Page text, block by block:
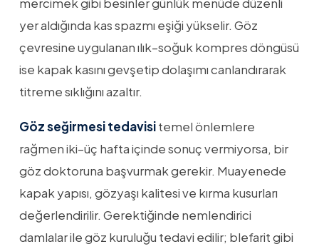
yer aldığında kas spazmı eşiği yükselir. Göz
çevresine uygulanan ılık–soğuk kompres döngüsü
ise kapak kasını gevşetip dolaşımı canlandırarak
titreme sıklığını azaltır.
Göz seğirmesi tedavisitemel önlemlere
rağmen iki–üç hafta içinde sonuç vermiyorsa, bir
göz doktoruna başvurmak gerekir. Muayenede
kapak yapısı, gözyaşı kalitesi ve kırma kusurları
değerlendirilir. Gerektiğinde nemlendirici
damlalar ile göz kuruluğu tedavi edilir; blefarit gibi